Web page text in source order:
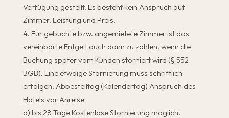
Verfügung gestellt. Es besteht kein Anspruch auf
Zimmer, Leistung und Preis.
Für gebuchte bzw. angemietete Zimmer ist das
vereinbarte Entgelt auch dann zu zahlen, wenn die
Buchung später vom Kunden storniert wird (§ 552
BGB). Eine etwaige Stornierung muss schriftlich
erfolgen. Abbestelltag (Kalendertag) Anspruch des
Hotels vor Anreise
a) bis 28 Tage Kostenlose Stornierung möglich.